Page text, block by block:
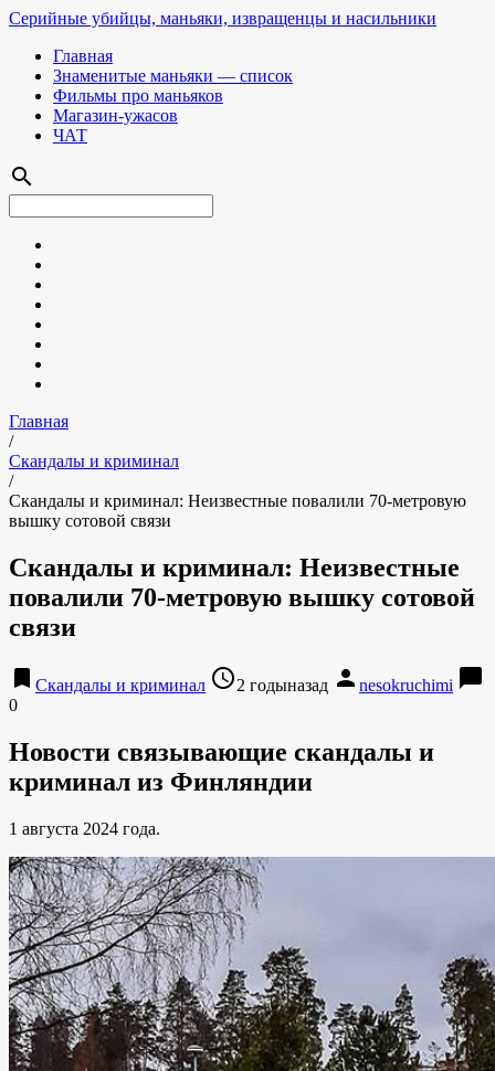
Серийные убийцы, маньяки, извращенцы и насильники
Главная
Знаменитые маньяки — список
Фильмы про маньяков
Магазин-ужасов
ЧАТ
search
Главная
/
Скандалы и криминал
/
Скандалы и криминал: Неизвестные повалили 70-метровую
вышку сотовой связи
Скандалы и криминал: Неизвестные
повалили 70-метровую вышку сотовой
связи
bookmark Скандалы и криминал access_time2 годыназад person nesokruchimi chat_bubble
0
Новости связывающие скандалы и
криминал из Финляндии
1 августа 2024 года.